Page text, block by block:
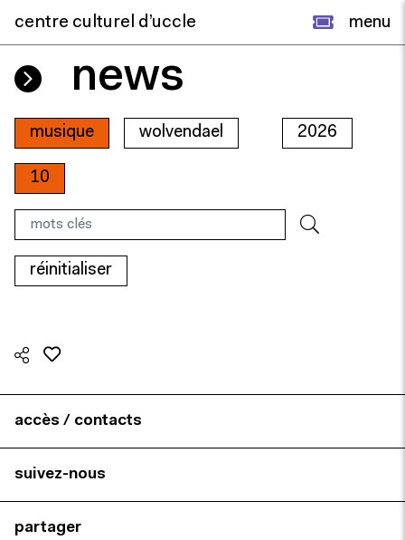
centre culturel d’uccle menu
news
musique wolvendael 2026
10
réinitialiser
accès / contacts
suivez-nous
partager